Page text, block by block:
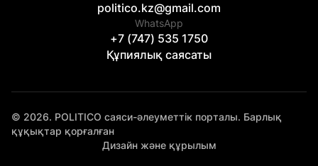
politico.kz@gmail.com
WhatsApp
+7 (747) 535 1750
Құпиялық саясаты
© 2026. POLITICO саяси-әлеуметтік порталы. Барлық
құқықтар қорғалған
Дизайн және құрылым